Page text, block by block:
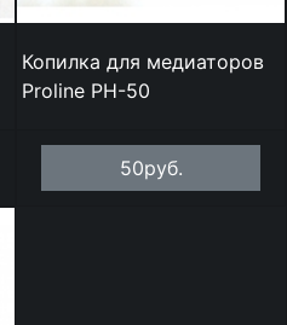
Копилка для медиаторов
Proline PH-50
50руб.